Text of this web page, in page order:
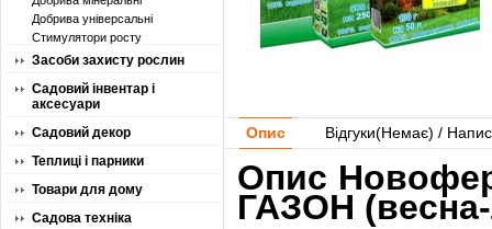
Добрива універсальні
Стимулятори росту
Засоби захисту рослин
Садовий інвентар і
аксесуари
Садовий декор
Теплиці і парники
Товари для дому
Садова техніка
Опис Відгуки(Немає) /
Опис
ГАЗОН (весна-